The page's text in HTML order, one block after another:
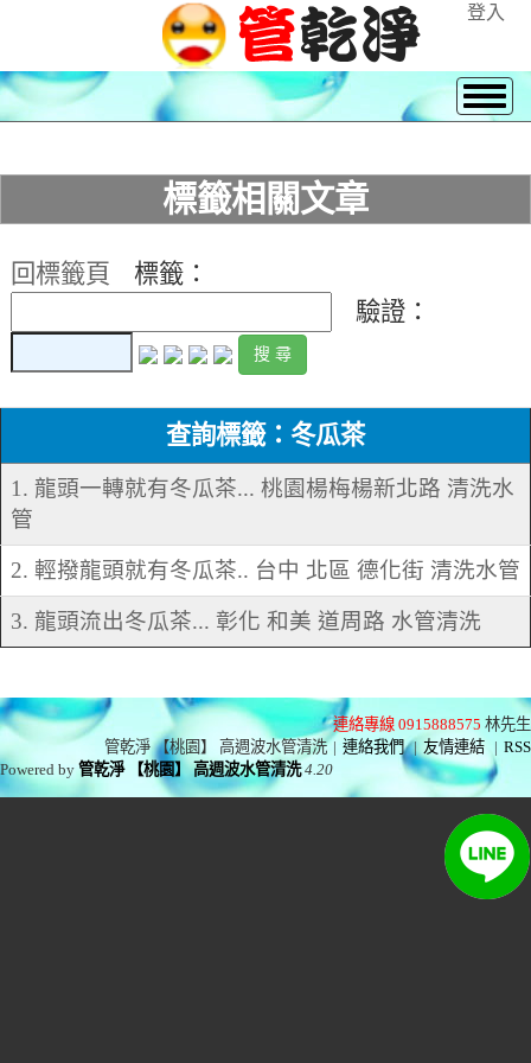
登入
標籤相關文章
回標籤頁
標籤：
驗證：
查詢標籤：冬瓜茶
1. 龍頭一轉就有冬瓜茶... 桃園楊梅楊新北路 清洗水
管
2. 輕撥龍頭就有冬瓜茶.. 台中 北區 德化街 清洗水管
3. 龍頭流出冬瓜茶... 彰化 和美 道周路 水管清洗
連絡專線 0915888575 林先生
管乾淨 【桃園】 高週波水管清洗 | 連絡我們 | 友情連結 | RSS
Powered by管乾淨 【桃園】 高週波水管清洗 4.20